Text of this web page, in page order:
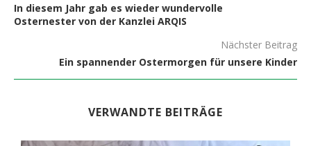
In diesem Jahr gab es wieder wundervolle
Osternester von der Kanzlei ARQIS
Nächster Beitrag
Ein spannender Ostermorgen für unsere Kinder
VERWANDTE BEITRÄGE